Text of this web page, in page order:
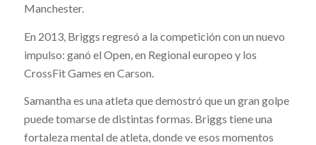
Manchester.
En 2013, Briggs regresó a la competición con un nuevo
impulso: ganó el Open, en Regional europeo y los
CrossFit Games en Carson.
Samantha es una atleta que demostró que un gran golpe
puede tomarse de distintas formas. Briggs tiene una
fortaleza mental de atleta, donde ve esos momentos